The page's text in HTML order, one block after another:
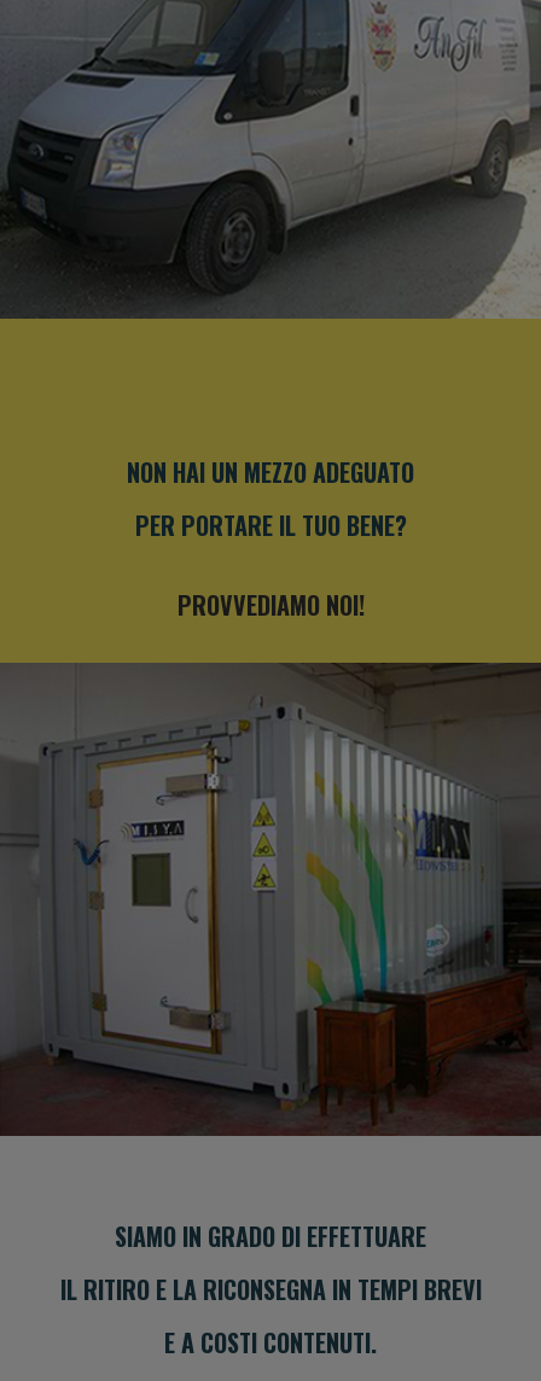
NON HAI UN MEZZO ADEGUATO
PER PORTARE IL TUO BENE?
PROVVEDIAMO NOI!
SIAMO IN GRADO DI EFFETTUARE
IL RITIRO E LA RICONSEGNA IN TEMPI BREVI
E A COSTI CONTENUTI.